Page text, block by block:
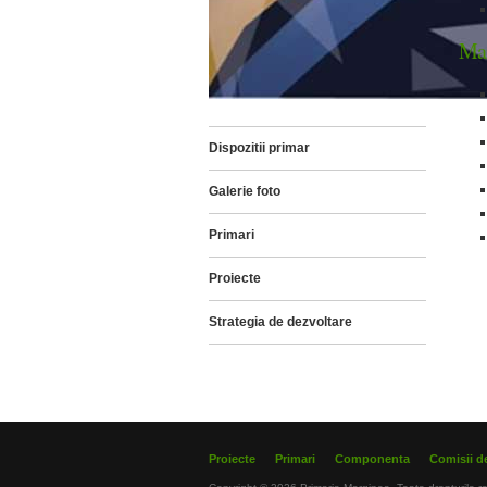
Dispozitii primar
Galerie foto
Primari
Proiecte
Strategia de dezvoltare
Proiecte Primari Componenta Comisii